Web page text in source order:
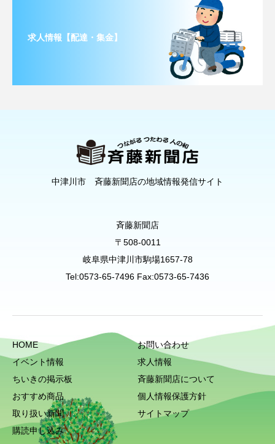
求人情報【配達・集金】
中津川市 斉藤新聞店の地域情報発信サイト
斉藤新聞店
〒508-0011
岐阜県中津川市駒場1657-78
Tel:0573-65-7496 Fax:0573-65-7436
HOME
イベント情報
ちいきの掲示板
おすすめ商品
取り扱い新聞
購読申し込み
お問い合わせ
求人情報
斉藤新聞店について
個人情報保護方針
サイトマップ